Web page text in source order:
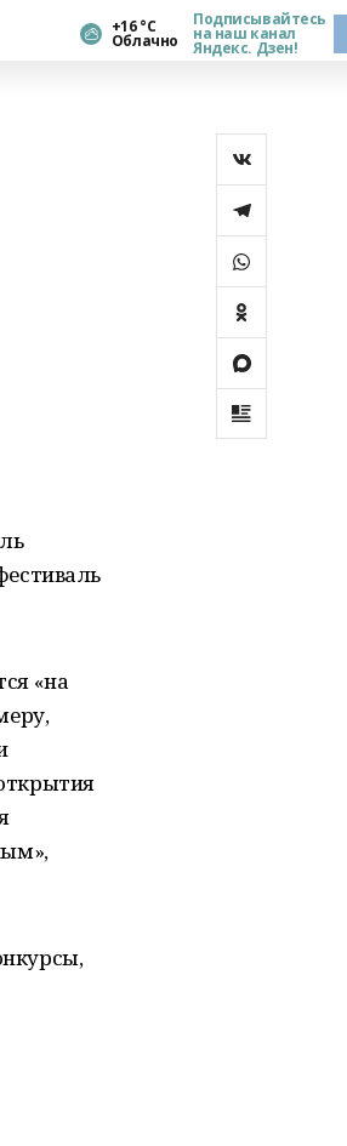
+16 °С
Облачно
Подписывайтесь
на наш канал
Яндекс. Дзен!
«на